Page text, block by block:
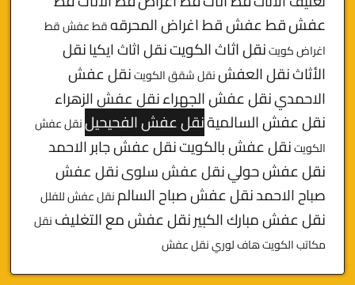
عفشقط عفش قط اغراض المحرقهقط عفش قط
اغراض كويتنقل اثاث الكويتنقل اثاث ايكيانقل
الأثاثنقل العفشنقل شقق الكويتنقل عفش
الاحمدينقل عفش الجهراءنقل عفش الزهراء
نقل عفش السالميةنقل عفش الفحيحيلنقل عفش
الكويتنقل عفش بالكويتنقل عفش جابر الاحمد
نقل عفش حولينقل عفش سلوىنقل عفش
صباح الاحمدنقل عفش صباح السالمنقل عفش للفلل
نقل عفش مبارك الكبيرنقل عفش مع التغليفنقل
مكاتب الكويتهاف لوري نقل عفش